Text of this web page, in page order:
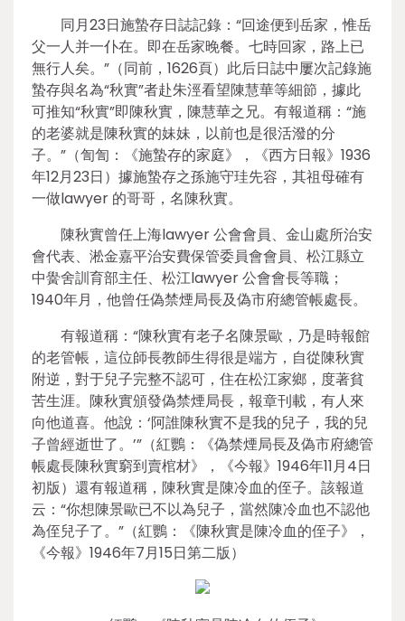
同月23日施蟄存日誌記錄：“回途便到岳家，惟岳
父一人并一仆在。即在岳家晚餐。七時回家，路上已
無行人矣。”（同前，1626頁）此后日誌中屢次記錄施
蟄存與名為“秋實”者赴朱涇看望陳慧華等細節，據此
可推知“秋實”即陳秋實，陳慧華之兄。有報道稱：“施
的老婆就是陳秋實的妹妹，以前也是很活潑的分
子。”（訇訇：《施蟄存的家庭》，《西方日報》1936
年12月23日）據施蟄存之孫施守珪先容，其祖母確有
一做lawyer 的哥哥，名陳秋實。
陳秋實曾任上海lawyer 公會會員、金山處所治安
會代表、淞金嘉平治安費保管委員會會員、松江縣立
中黌舍訓育部主任、松江lawyer 公會會長等職；
1940年月，他曾任偽禁煙局長及偽市府總管帳處長。
有報道稱：“陳秋實有老子名陳景歐，乃是時報館
的老管帳，這位師長教師生得很是端方，自從陳秋實
附逆，對于兒子完整不認可，住在松江家鄉，度著貧
苦生涯。陳秋實頒發偽禁煙局長，報章刊載，有人來
向他道喜。他說：‘阿誰陳秋實不是我的兒子，我的兒
子曾經逝世了。’”（紅鸚：《偽禁煙局長及偽市府總管
帳處長陳秋實窮到賣棺材》，《今報》1946年11月4日
初版）還有報道稱，陳秋實是陳冷血的侄子。該報道
云：“你想陳景歐已不以為兒子，當然陳冷血也不認他
為侄兒子了。”（紅鸚：《陳秋實是陳冷血的侄子》，
《今報》1946年7月15日第二版）